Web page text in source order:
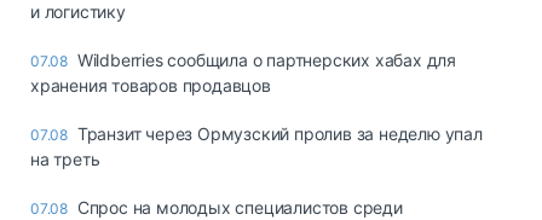
и логистику
07.08 Wildberries сообщила о партнерских хабах для
хранения товаров продавцов
07.08 Транзит через Ормузский пролив за неделю упал
на треть
07.08 Спрос на молодых специалистов среди